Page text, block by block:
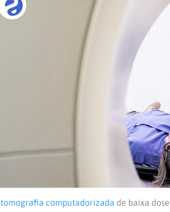
tomografia computadorizada de baixa